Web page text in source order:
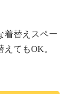
着替えスペー
てもOK。